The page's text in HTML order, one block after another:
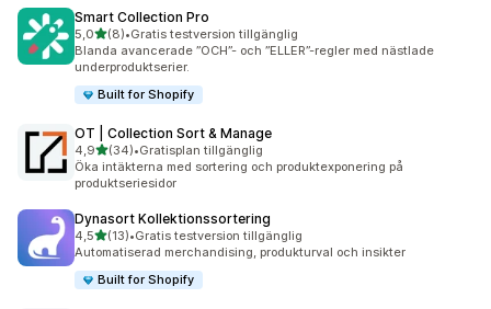
Smart Collection Pro
5,0av 5 stjärnor
(8)
8 recensioner totalt
•Gratis testversion tillgänglig
Blanda avancerade ”OCH”- och ”ELLER”-regler med nästlade
underproduktserier.
Built for Shopify
OT | Collection Sort & Manage
4,9av 5 stjärnor
(34)
34 recensioner totalt
•Gratisplan tillgänglig
Öka intäkterna med sortering och produktexponering på
produktseriesidor
Dynasort Kollektionssortering
4,5av 5 stjärnor
(13)
13 recensioner totalt
•Gratis testversion tillgänglig
Automatiserad merchandising, produkturval och insikter
Built for Shopify